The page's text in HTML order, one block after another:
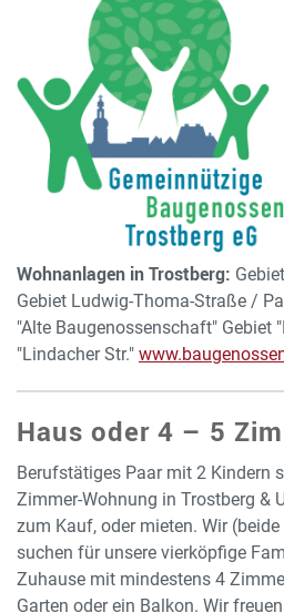
Wohnanlagen in Trostberg:
Gebiet Ludwig-Thoma-Straße /
"Alte Baugenossenschaft" Gebiet
"Lindacher Str."
Haus oder 4 – 5
Berufstätiges Paar mit 2 Kindern
Zimmer-Wohnung in Trostberg &
zum Kauf, oder mieten. Wir
suchen für unsere vierköpfige
Zuhause mit mindestens 4
Garten oder ein Balkon. Wir